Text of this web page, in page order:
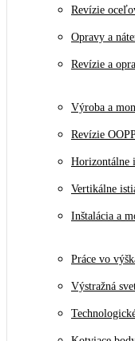
Revízie
Opravy a
Revízie a
Výroba a
Revízie
Horizontálne
Vertikálne
Inštalácia a
Práce vo
Výstražná